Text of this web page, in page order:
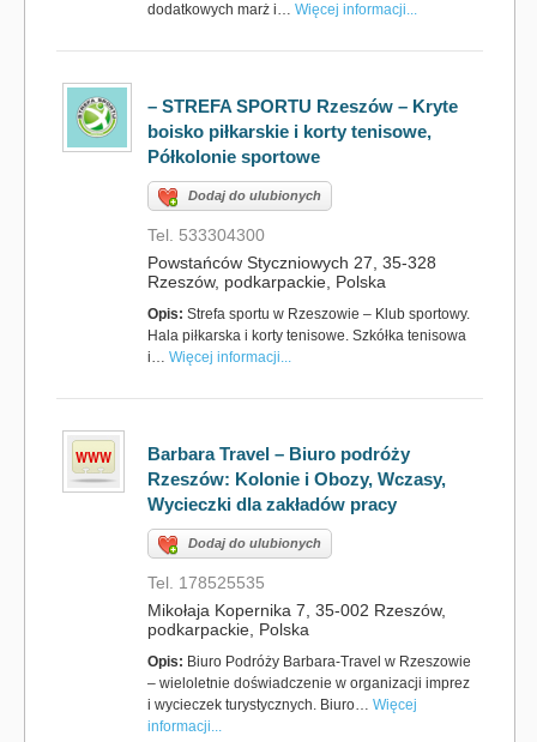
dodatkowych marż i… Więcej informacji...
– STREFA SPORTU Rzeszów – Kryte
boisko piłkarskie i korty tenisowe,
Półkolonie sportowe
Dodaj do ulubionych
Tel. 533304300
Powstańców Styczniowych 27, 35-328
Rzeszów, podkarpackie, Polska
Opis: Strefa sportu w Rzeszowie – Klub sportowy.
Hala piłkarska i korty tenisowe. Szkółka tenisowa
i… Więcej informacji...
Barbara Travel – Biuro podróży
Rzeszów: Kolonie i Obozy, Wczasy,
Wycieczki dla zakładów pracy
Dodaj do ulubionych
Tel. 178525535
Mikołaja Kopernika 7, 35-002 Rzeszów,
podkarpackie, Polska
Opis: Biuro Podróży Barbara-Travel w Rzeszowie
– wieloletnie doświadczenie w organizacji imprez
i wycieczek turystycznych. Biuro… Więcej
informacji...